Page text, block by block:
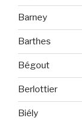
Barney
Barthes
Bégout
Berlottier
Biély